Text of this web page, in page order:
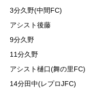
3分久野(中間FC)
アシスト後藤
9分久野
11分久野
アシスト樋口(舞の里FC)
14分田中(レプロJFC)